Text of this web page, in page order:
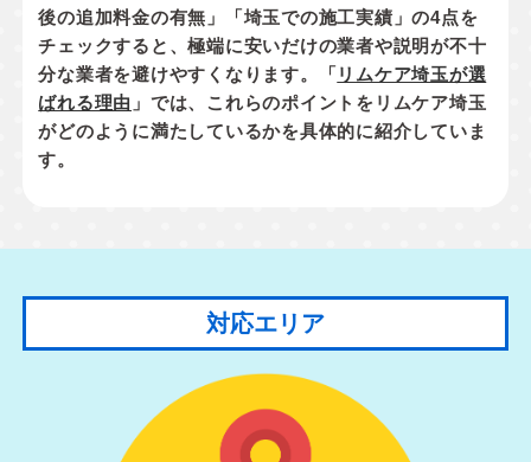
後の追加料金の有無」「埼玉での施工実績」の4点を
チェックすると、極端に安いだけの業者や説明が不十
分な業者を避けやすくなります。「 リムケア埼玉が選
ばれる理由 」では、これらのポイントをリムケア埼玉
がどのように満たしているかを具体的に紹介していま
す。
対応エリア